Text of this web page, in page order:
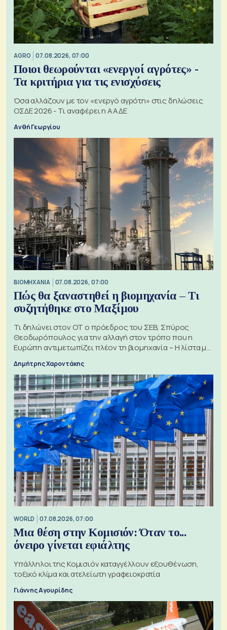
AGRO 07.08.2026, 07:00
Ποιοι θεωρούνται «ενεργοί αγρότες» -
Τα κριτήρια για τις ενισχύσεις
Όσα αλλάζουν με τον «ενεργό αγρότη» στις δηλώσεις
ΟΣΔΕ 2026 - Τι αναφέρει η ΑΑΔΕ
Ανθή Γεωργίου
ΒΙΟΜΗΧΑΝΙΑ 07.08.2026, 07:00
Πώς θα ξαναστηθεί η βιομηχανία – Τι
συζητήθηκε στο Μαξίμου
Τι δηλώνει στον ΟΤ ο πρόεδρος του ΣΕΒ, Σπύρος
Θεοδωρόπουλος για την αλλαγή στον τρόπο που η
Ευρώπη αντιμετωπίζει πλέον τη βιομηχανία – Η λίστα με
Δημήτρης Χαροντάκης
WORLD 07.08.2026, 07:00
Μια θέση στην Κομισιόν: Όταν το...
όνειρο γίνεται εφιάλτης
Υπάλληλοι της Κομισιόν καταγγέλλουν εξουθένωση,
τοξικό κλίμα και ατελείωτη γραφειοκρατία
Γιάννης Αγουρίδης